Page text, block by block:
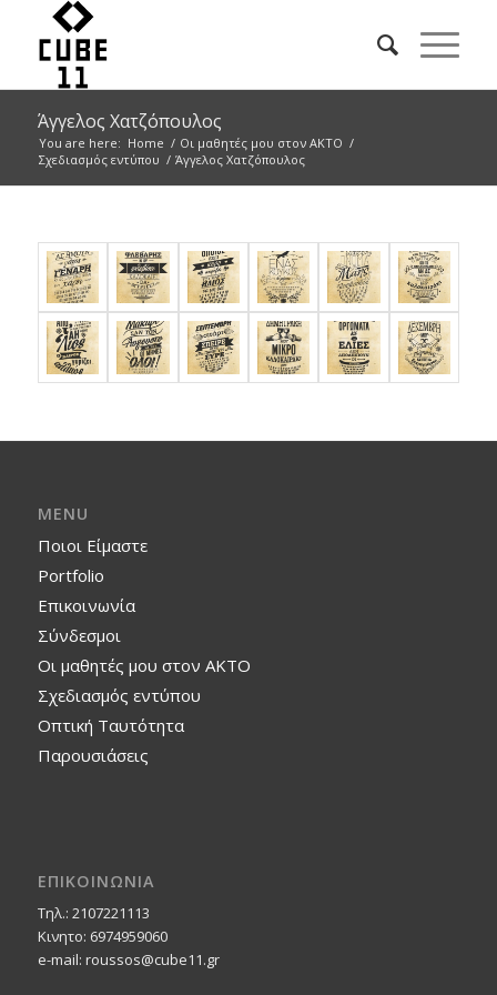
Άγγελος Χατζόπουλος
You are here: Home / Οι μαθητές μου στον ΑΚΤΟ /
Σχεδιασμός εντύπου / Άγγελος Χατζόπουλος
MENU
Ποιοι Είμαστε
Portfolio
Επικοινωνία
Σύνδεσμοι
Οι μαθητές μου στον ΑΚΤΟ
Σχεδιασμός εντύπου
Οπτική Ταυτότητα
Παρουσιάσεις
ΕΠΙΚΟΙΝΩΝΙΑ
Τηλ.: 2107221113
Κινητο: 6974959060
e-mail: roussos@cube11.gr